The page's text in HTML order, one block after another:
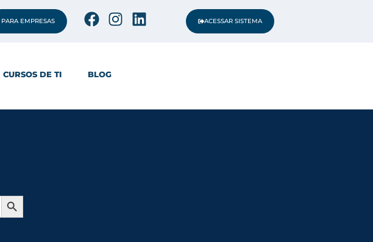
PARA EMPRESAS ACESSAR SISTEMA
CURSOS DE TI BLOG
Search Button